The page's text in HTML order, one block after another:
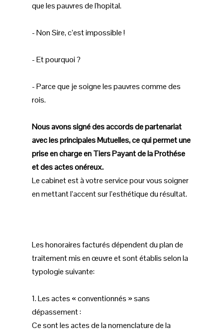
que les pauvres de l'hopital.
- Non Sire, c’est impossible !
- Et pourquoi ?
- Parce que je soigne les pauvres comme des
rois.
Nous avons signé des accords de partenariat
avec les principales Mutuelles, ce qui permet une
prise en charge en Tiers Payant de la Prothése
et des actes onéreux.
Le cabinet est à votre service pour vous soigner
en mettant l’accent sur l’esthétique du résultat.
Les honoraires facturés dépendent du plan de
traitement mis en œuvre et sont établis selon la
typologie suivante:
1. Les actes « conventionnés » sans
dépassement :
Ce sont les actes de la nomenclature de la